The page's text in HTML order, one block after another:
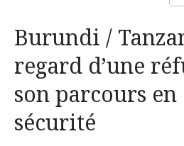
Burundi /
regard d’une
son parcours en
sécurité